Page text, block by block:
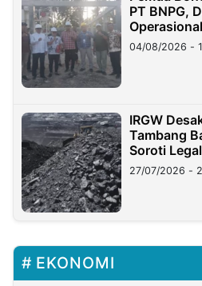
PT BNPG,
04/08/2026 -
IRGW
Tambang
Soroti
Stockpile
27/07/2026 -
EKONOMI